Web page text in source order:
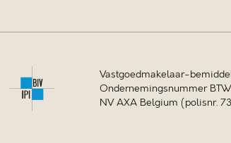
Vastgoedmakelaar-
Ondernemingsnummer
NV AXA Belgium (polisnr.